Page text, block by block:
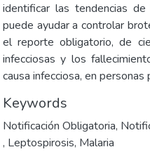
identificar las tendencias
puede ayudar a controlar
el reporte obligatorio, de
infecciosas y los
causa infecciosa, en personas
Keywords
Notificación Obligatoria,
, Leptospirosis, Malaria